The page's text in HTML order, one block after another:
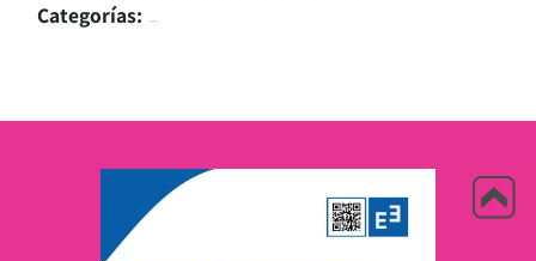
Categorías: